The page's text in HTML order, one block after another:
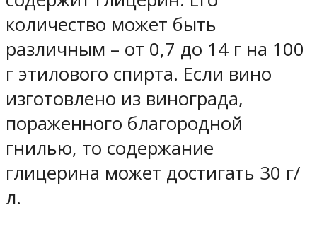
количество может быть
различным – от 0,7 до 14 г на 100
г этилового спирта. Если вино
изготовлено из винограда,
пораженного благородной
гнилью, то содержание
глицерина может достигать 30 г/
л.